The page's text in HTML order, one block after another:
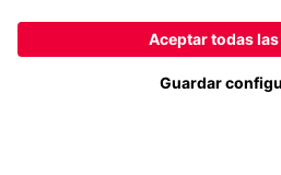
© FC Bayern
FC Bayern München AG, Säbener
Españapara
Globalpara